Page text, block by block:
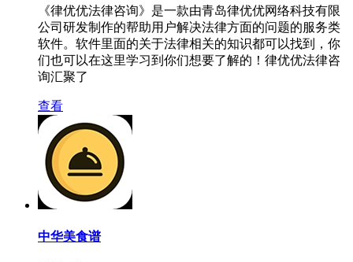
《律优优法律咨询》是一款由青岛律优优网络科技有限
公司研发制作的帮助用户解决法律方面的问题的服务类
软件。软件里面的关于法律相关的知识都可以找到，你
们也可以在这里学习到你们想要了解的！律优优法律咨
询汇聚了
查看
中华美食谱